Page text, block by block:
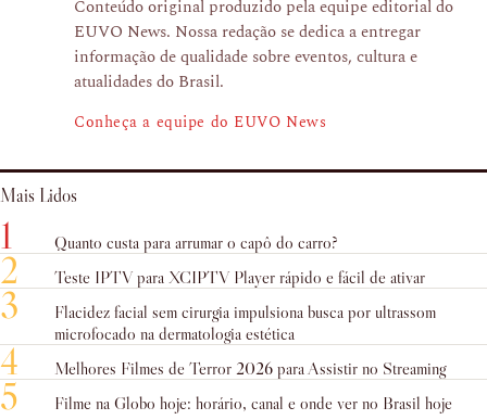
Conteúdo original produzido pela equipe editorial do
EUVO News. Nossa redação se dedica a entregar
informação de qualidade sobre eventos, cultura e
atualidades do Brasil.
Conheça a equipe do EUVO News
Mais Lidos
1 Quanto custa para arrumar o capô do carro?
2 Teste IPTV para XCIPTV Player rápido e fácil de ativar
3
Flacidez facial sem cirurgia impulsiona busca por ultrassom
microfocado na dermatologia estética
4 Melhores Filmes de Terror 2026 para Assistir no Streaming
5 Filme na Globo hoje: horário, canal e onde ver no Brasil hoje